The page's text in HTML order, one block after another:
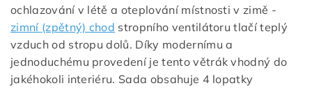
ochlazování v létě a oteplování místnosti v zimě -
zimní (zpětný) chod stropního ventilátoru tlačí teplý
vzduch od stropu dolů. Díky modernímu a
jednoduchému provedení je tento větrák vhodný do
jakéhokoli interiéru. Sada obsahuje 4 lopatky